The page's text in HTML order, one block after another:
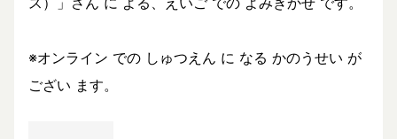
※オンライン での しゅつえん に なる かのうせい が
ござい ます。